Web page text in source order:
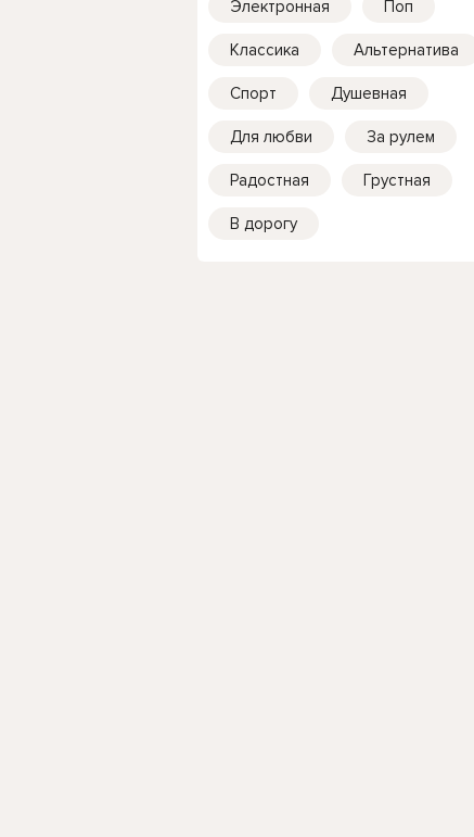
Электронная Поп
Классика Альтернатива
Спорт Душевная
Для любви За рулем
Радостная Грустная
В дорогу